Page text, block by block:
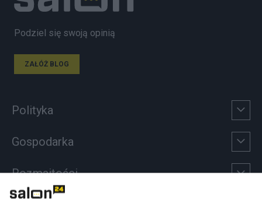
Podziel się swoją opinią
ZAŁÓŻ BLOG
Polityka
Gospodarka
Rozmaitości